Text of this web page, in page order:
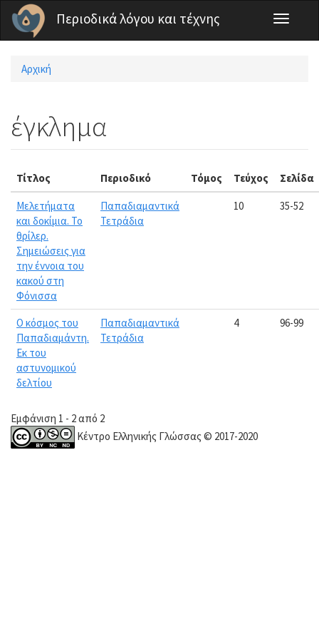
Παράκαμψη προς το κυρίως περιεχόμενο
Περιοδικά λόγου και τέχνης
Toggle
Είστε εδώ
Αρχική
έγκλημα
Τίτλος Περιοδικό Τόμος Τεύχος Σελίδα
Μελετήματα
και δοκίμια. Το
θρίλερ.
Σημειώσεις για
την έννοια του
κακού στη
Φόνισσα
Παπαδιαμαντικά
Τετράδια
10 35-52
Ο κόσμος του
Παπαδιαμάντη.
Εκ του
αστυνομικού
δελτίου
Παπαδιαμαντικά
Τετράδια
4 96-99
Εμφάνιση 1 - 2 από 2
Κέντρο Ελληνικής Γλώσσας © 2017-2020